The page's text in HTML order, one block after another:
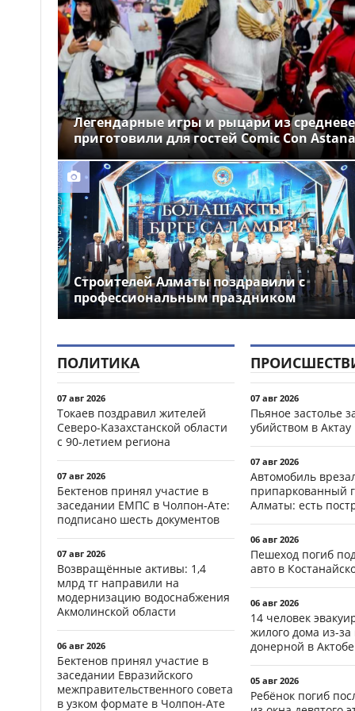
16:09
Казахстанские гребцы
завершили чемпионат Азии с
четырьмя золотыми медалями
16:05
Пытался скрыться от
полиции: пьяного водителя
лишили прав на 7 лет в
Жамбылской области
15:44
Вакцинация против ВПЧ
продолжается в Астане:
санитарный врач обратилась к
родителям
Легендарные игры и рыцари из
приготовили для гостей Comic Con
Строителей Алматы поздравили с
профессиональным праздником
ПОЛИТИКА
07 авг 2026
Токаев поздравил жителей
Северо-Казахстанской области
с 90-летием региона
07 авг 2026
Бектенов принял участие в
заседании ЕМПС в Чолпон-Ате:
подписано шесть документов
07 авг 2026
Возвращённые активы: 1,4
млрд тг направили на
модернизацию водоснабжения
Акмолинской области
06 авг 2026
Бектенов принял участие в
заседании Евразийского
межправительственного совета
в узком формате в Чолпон-Ате
07 авг 2026
Пьяное застолье
убийством в Актау
07 авг 2026
Автомобиль
припаркованный
Алматы: есть
06 авг 2026
Пешеход погиб
авто в
06 авг 2026
14 человек
жилого дома из-
донерной в Актобе
05 авг 2026
Ребёнок погиб